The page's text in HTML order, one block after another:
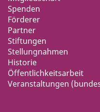
Spenden
Förderer
Partner
Stiftungen
Stellungnahmen
Historie
Öffentlichkeitsarbeit
Veranstaltungen